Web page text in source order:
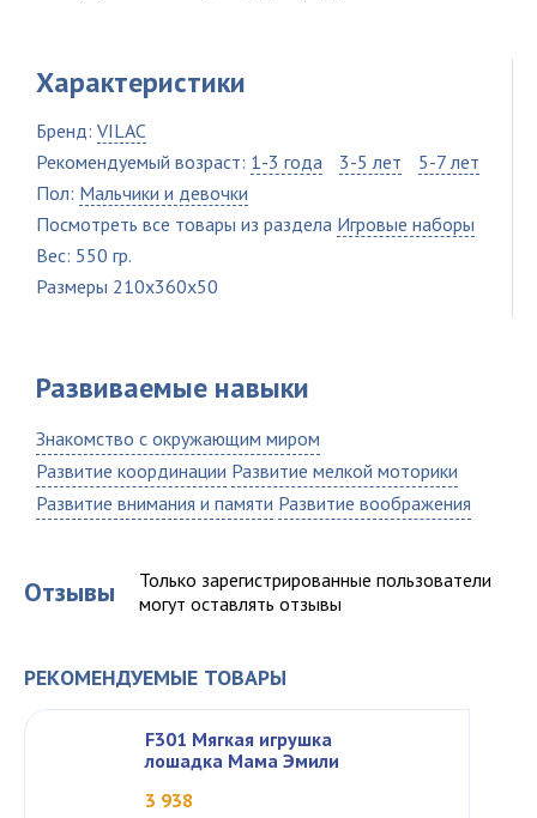
Характеристики
Бренд: VILAC
Рекомендуемый возраст: 1-3 года 3-5 лет
5-7 лет
Пол: Мальчики и девочки
Посмотреть все товары из раздела Игровые наборы
Вес: 550 гр.
Размеры 210x360x50
Развиваемые навыки
Знакомство с окружающим миром
Развитие координации Развитие мелкой моторики
Развитие внимания и памяти Развитие воображения
Отзывы
Только зарегистрированные пользователи
могут оставлять отзывы
РЕКОМЕНДУЕМЫЕ ТОВАРЫ
F301 Мягкая игрушка
лошадка Мама Эмили
3 938